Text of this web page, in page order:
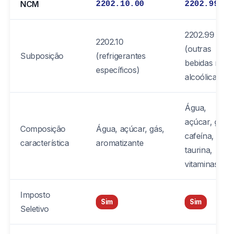
NCM 2202.10.00
Subposição
2202.10
(refrigerantes
específicos)
2202.99
(outras
bebidas
alcoólicas)
Composição
característica
Água, açúcar, gás,
aromatizante
Água,
açúcar,
cafeína,
taurina,
vitaminas
Imposto
Seletivo
Sim Sim